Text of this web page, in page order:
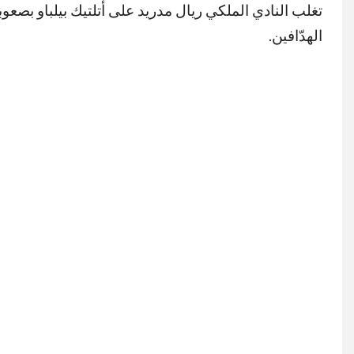
تغلب النادي الملكي ريال مدريد على أتلتيك بيلباو
الهدّافين.